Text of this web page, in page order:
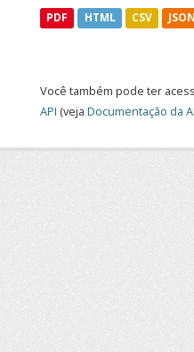
PDF HTML CSV JSON
Você também pode ter
API (veja Documentação da